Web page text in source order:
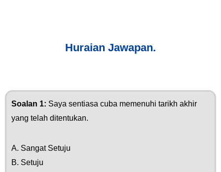
Huraian Jawapan.
Soalan 1: Saya sentiasa cuba memenuhi tarikh akhir
yang telah ditentukan.
A. Sangat Setuju
B. Setuju